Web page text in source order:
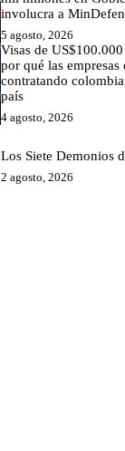
involucra a
5 agosto, 2026
Visas de
por qué las empresas
contratando
país
4 agosto, 2026
Los Siete Demonios
2 agosto, 2026